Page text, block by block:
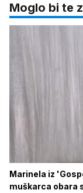
Moglo bi te
Marinela iz
muškarca obara